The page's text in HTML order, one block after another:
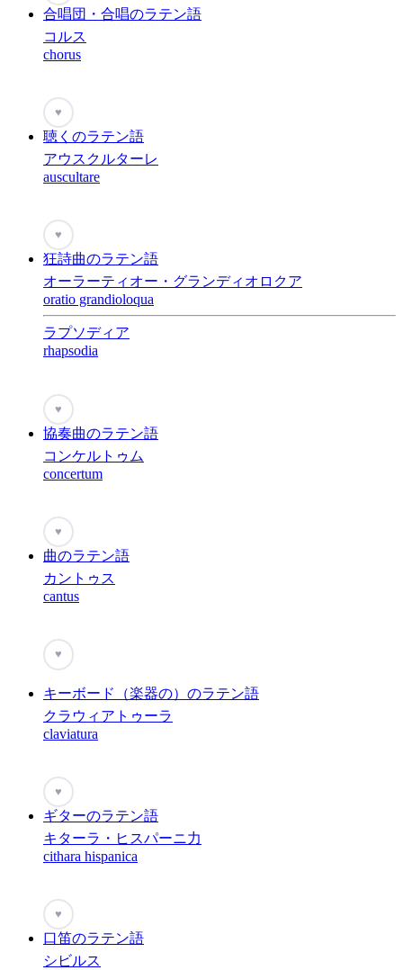
合唱団・合唱のラテン語
コルス
chorus
♥
聴くのラテン語
アウスクルターレ
auscultare
♥
狂詩曲のラテン語
オーラーティオー・グランディオロクア
oratio grandioloqua
ラプソディア
rhapsodia
♥
協奏曲のラテン語
コンケルトゥム
concertum
♥
曲のラテン語
カントゥス
cantus
♥
キーボード（楽器の）のラテン語
クラウィアトゥーラ
claviatura
♥
ギターのラテン語
キターラ・ヒスパーニ力
cithara hispanica
♥
口笛のラテン語
シビルス